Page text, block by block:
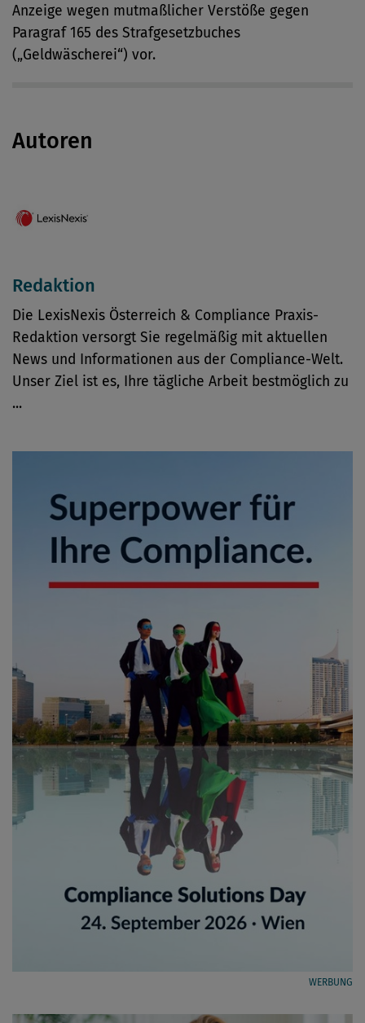
Anzeige wegen mutmaßlicher Verstöße gegen
Paragraf 165 des Strafgesetzbuches
(„Geldwäscherei“) vor.
Autoren
Redaktion
Die LexisNexis Österreich & Compliance Praxis-
Redaktion versorgt Sie regelmäßig mit aktuellen
News und Informationen aus der Compliance-Welt.
Unser Ziel ist es, Ihre tägliche Arbeit bestmöglich zu
...
WERBUNG